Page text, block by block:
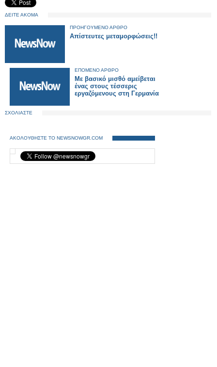
ΔΕΙΤΕ ΑΚΟΜΑ
ΠΡΟΗΓΟΥΜΕΝΟ ΑΡΘΡΟ
Απίστευτες μεταμορφώσεις!!
ΕΠΟΜΕΝΟ ΑΡΘΡΟ
Με βασικό μισθό αμείβεται
ένας στους τέσσερις
εργαζόμενους στη Γερμανία
ΣΧΟΛΙΑΣΤΕ
ΑΚΟΛΟΥΘΗΣΤΕ ΤΟ NEWSNOWGR.COM